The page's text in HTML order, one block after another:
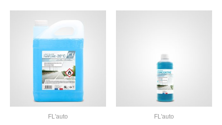
FL'auto FL'auto